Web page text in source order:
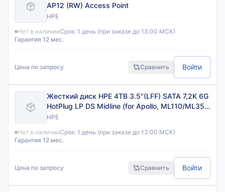
AP12 (RW) Access Point
HPE
Нет в наличииСрок: 1 день (при заказе до 13:00 МСК)
Гарантия 12 мес.
Цена по запросу Сравнить Войти
Жесткий диск HPE 4TB 3.5"(LFF) SATA 7,2K 6G
HotPlug LP DS Midline (for Apollo, ML110/ML350
Gen10)
HPE
Нет в наличииСрок: 1 день (при заказе до 13:00 МСК)
Гарантия 12 мес.
Цена по запросу Сравнить Войти